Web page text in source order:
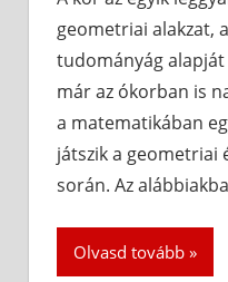
geometriai alakzat,
tudományág alapját
már az ókorban is
a matematikában
játszik a geometriai
során. Az
Olvasd tovább